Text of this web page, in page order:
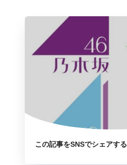
この記事をSNSでシェアする